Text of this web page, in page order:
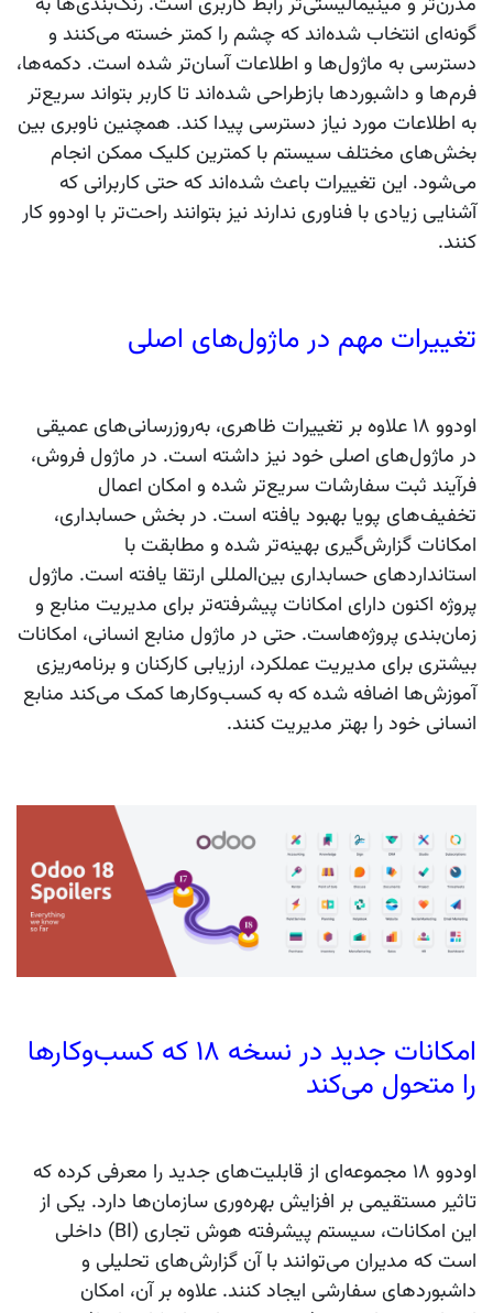
گونه‌ای انتخاب شده‌اند که چشم را کمتر خسته می‌کنند و
دسترسی به ماژول‌ها و اطلاعات آسان‌تر شده است. دکمه‌ها،
فرم‌ها و داشبوردها بازطراحی شده‌اند تا کاربر بتواند سریع‌تر
به اطلاعات مورد نیاز دسترسی پیدا کند. همچنین ناوبری بین
بخش‌های مختلف سیستم با کمترین کلیک ممکن انجام
می‌شود. این تغییرات باعث شده‌اند که حتی کاربرانی که
آشنایی زیادی با فناوری ندارند نیز بتوانند راحت‌تر با اودوو کار
کنند.
تغییرات مهم در ماژول‌های اصلی
اودوو ۱۸ علاوه بر تغییرات ظاهری، به‌روزرسانی‌های عمیقی
در ماژول‌های اصلی خود نیز داشته است. در ماژول فروش،
فرآیند ثبت سفارشات سریع‌تر شده و امکان اعمال
تخفیف‌های پویا بهبود یافته است. در بخش حسابداری،
امکانات گزارش‌گیری بهینه‌تر شده و مطابقت با
استانداردهای حسابداری بین‌المللی ارتقا یافته است. ماژول
پروژه اکنون دارای امکانات پیشرفته‌تر برای مدیریت منابع و
زمان‌بندی پروژه‌هاست. حتی در ماژول منابع انسانی، امکانات
بیشتری برای مدیریت عملکرد، ارزیابی کارکنان و برنامه‌ریزی
آموزش‌ها اضافه شده که به کسب‌وکارها کمک می‌کند منابع
انسانی خود را بهتر مدیریت کنند.
امکانات جدید در نسخه ۱۸ که کسب‌وکارها
را متحول می‌کند
اودوو ۱۸ مجموعه‌ای از قابلیت‌های جدید را معرفی کرده که
تاثیر مستقیمی بر افزایش بهره‌وری سازمان‌ها دارد. یکی از
این امکانات، سیستم پیشرفته هوش تجاری (BI) داخلی
است که مدیران می‌توانند با آن گزارش‌های تحلیلی و
داشبوردهای سفارشی ایجاد کنند. علاوه بر آن، امکان